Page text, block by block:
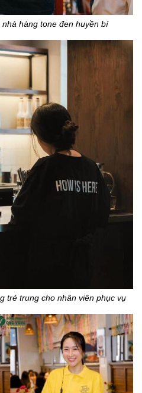
hàng tone đen huyền bí
trẻ trung cho nhân viên phục vụ